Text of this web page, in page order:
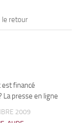
le retour
financé
La presse en ligne
2009